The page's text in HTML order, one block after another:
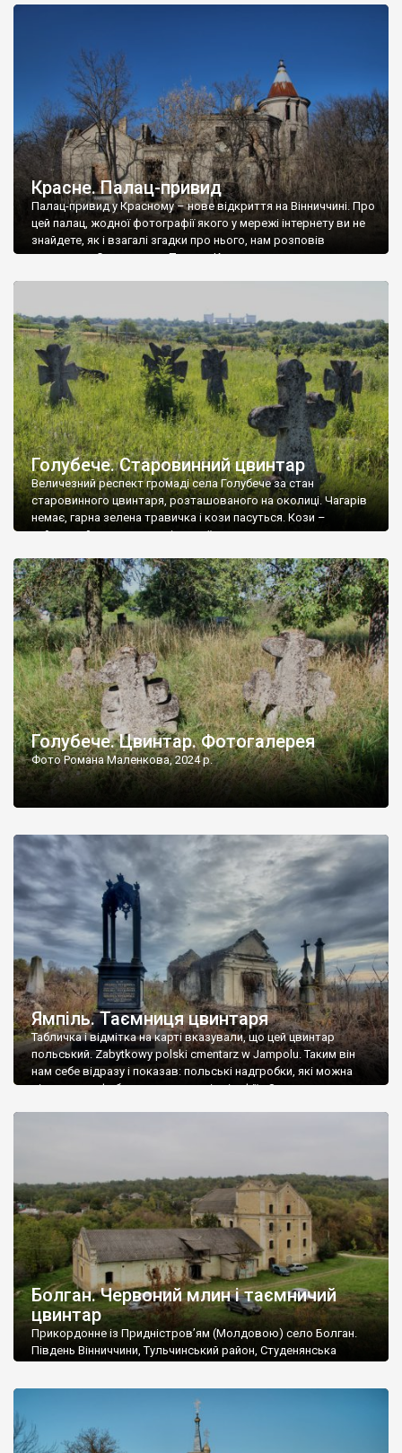
Красне. Палац-привид
Палац-привид у Красному – нове відкриття на Вінниччині. Про
цей палац, жодної фотографії якого у мережі інтернету ви не
знайдете, як і взагалі згадки про нього, нам розповів
мешканець Самгородка. Палац у Красному вразив не лише
Голубече. Старовинний цвинтар
Величезний респект громаді села Голубече за стан
старовинного цвинтаря, розташованого на околиці. Чагарів
немає, гарна зелена травичка і кози пасуться. Кози –
найкращий регулятор шкідливої, для старих кладовищ,
бруньками, кози ті бруньки обгризають, бо то улюблений
делікатес. На цвинтарі у Голубечому ціла колекція
різноманітних форм хрестів. Село відносно невелике, […]
Голубече. Цвинтар. Фотогалерея
Фото Романа Маленкова, 2024 р.
Ямпіль. Таємниця цвинтаря
Табличка і відмітка на карті вказували, що цей цвинтар
польський. Zabytkowy polski cmentarz w Jampolu. Таким він
нам себе відразу і показав: польські надгробки, які можна
віднести до фабричних, польські епітафії… Загалом цвинтар
Болган. Червоний млин і таємничий
цвинтар
Прикордонне із Придністров’ям (Молдовою) село Болган.
Південь Вінниччини, Тульчинський район, Студенянська
старовинний цвинтар із кам’яними хрестами. Всі епітафії, які
збереглися, написані кирилицею, церковнослов’янською
мовою. За всіма традиційними ознаками – цвинтар